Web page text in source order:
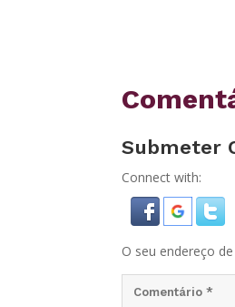
Submeter
Connect with:
O seu endereço